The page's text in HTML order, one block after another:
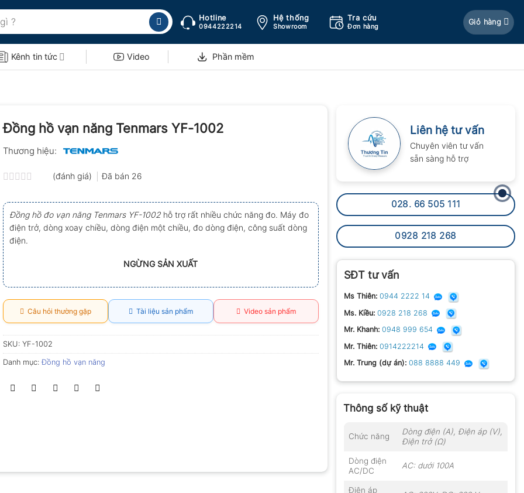
Hotline
0944222214
Hệ thống
Showroom
Tra cứu
Đơn hàng
Giỏ hàng
Kênh tin tức Video Phần mềm
Liên hệ tư vấn
Chuyên viên tư vấn
sẵn sàng hỗ trợ
028. 66 505 111
0928 218 268
SĐT tư vấn
Ms Thiên: 0944 2222 14
Ms. Kiều: 0928 218 268
Mr. Khanh: 0948 999 654
Mr. Thiên: 0914222214
Mr. Trung (dự án): 088 8888 449
Thông số kỹ thuật
Chức năng
Dòng điện (A), Điện áp (V),
Điện trở (Ω)
Dòng điện
AC/DC
AC: dưới 100A
Điện áp
Đồng hồ vạn năng Tenmars YF-1002
Thương hiệu:
xếp
hạng
0.0
5
sao
(đánh giá) Đã bán 26
Đồng hồ đo vạn năng Tenmars YF-1002hỗ trợ rất nhiều chức năng đo. Máy đo
điện trở, dòng xoay chiều, dòng điện một chiều, đo dòng điện, công suất dòng
điện.
NGỪNG SẢN XUẤT
Câu hỏi thường gặp Tài liệu sản phẩm Video sản phẩm
SKU: YF-1002
Danh mục:Đồng hồ vạn năng